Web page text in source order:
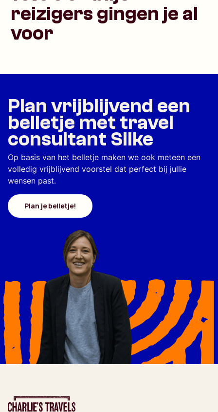
reizigers gingen je al
voor
Plan vrijblijvend een
belletje met travel
consultant Silke
Op basis van het belletje maken we ook meteen een
volledig vrijblijvend voorstel dat perfect bij jullie
wensen past.
Plan je belletje!